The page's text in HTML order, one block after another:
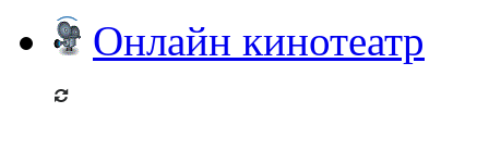
Онлайн кинотеатр